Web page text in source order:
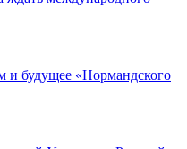
и будущее «Нормандского